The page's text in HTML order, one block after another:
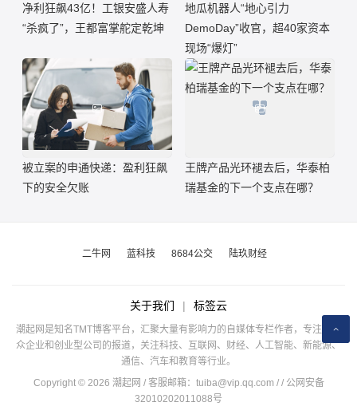
净利狂飙43亿！工银安盛人寿
“杀疯了”，王都富掌舵定乾坤
地瓜机器人“地心引力
DemoDay”收官，超40家资本
现场“爆灯”
被立案的申通快递：盈利狂飙
下的安全欠账
王牌产品光环褪去后，华泰柏
瑞基金的下一个支点在哪？
二牛网 蓝科技 8684公交 陆玖财经
关于我们 | 标签云
潮起网是知名TMT博客平台，汇聚大量有影响力的自媒体专栏作者，专注于公
众企业和创业型公司的报道，关注科技、互联网、财经、人工智能、新能源、
通信、汽车和教育等行业。
Copyright © 2026 潮起网 / 客服邮箱： tuiba@vip.qq.com / / 公网安备
32010202011088号